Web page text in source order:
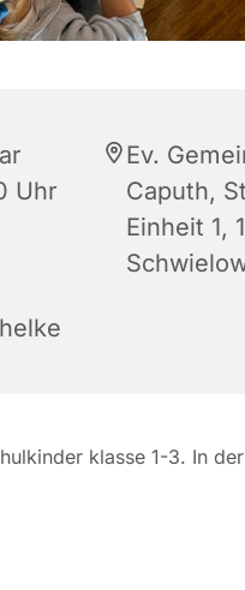
Uhr
Ev.
Caputh,
Einheit 1,
klasse 1-3. In